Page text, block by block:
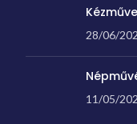
28/06/
11/05/